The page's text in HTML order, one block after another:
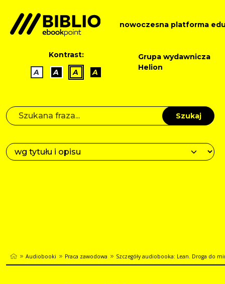
nowoczesna platforma
Kontrast:
A
A A A
Grupa wydawnicza
Helion
Szukaj
Audiobooki Praca zawodowa Szczegóły audiobooka: Lean. Droga do